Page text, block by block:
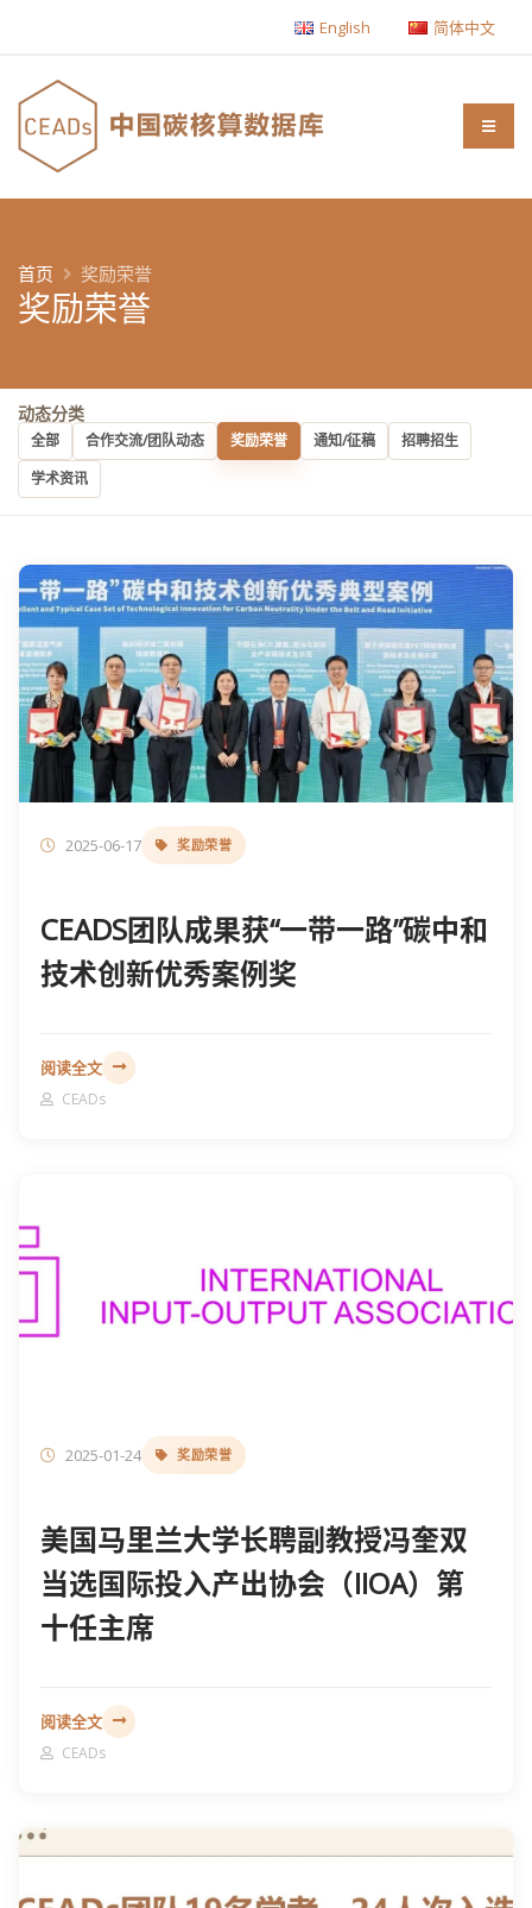
English 简体中文
奖励荣誉
首页 奖励荣誉
动态分类
全部 合作交流/团队动态 奖励荣誉 通知/征稿
招聘招生
学术资讯
2025-06-17 奖励荣誉
CEADS团队成果获“一带一路”碳中和
技术创新优秀案例奖
阅读全文
CEADs
2025-01-24 奖励荣誉
美国马里兰大学长聘副教授冯奎双
当选国际投入产出协会（IIOA）第
十任主席
阅读全文
CEADs